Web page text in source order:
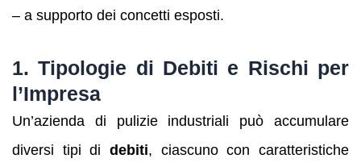
– a supporto dei concetti esposti.
1. Tipologie di Debiti e Rischi per
l’Impresa
Un’azienda di pulizie industriali può accumulare
diversi tipi di debiti, ciascuno con caratteristiche